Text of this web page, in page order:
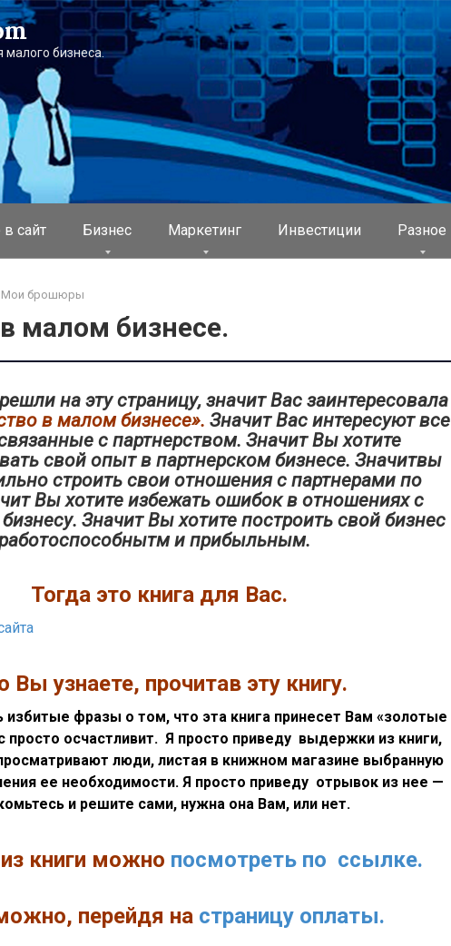
малого бизнеса.
сайт Бизнес Маркетинг Инвестиции Разное
Мои брошюры
малом бизнесе.
на эту страницу, значит Вас заинтересовала
в малом бизнесе». Значит Вас интересуют все
с партнерством. Значит Вы хотите
свой опыт в партнерском бизнесе. Значитвы
строить свои отношения с партнерами по
Вы хотите избежать ошибок в отношениях с
Значит Вы хотите построить свой бизнес
и прибыльным.
Тогда это книга для Вас.
Вы узнаете, прочитав эту книгу.
избитые фразы о том, что эта книга принесет Вам «золотые
просто осчастливит. Я просто приведу выдержки из книги,
люди, листая в книжном магазине выбранную
ее необходимости. Я просто приведу отрывок из нее —
и решите сами, нужна она Вам, или нет.
книги можно посмотреть по ссылке.
перейдя на страницу оплаты.